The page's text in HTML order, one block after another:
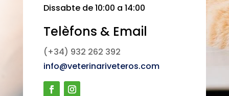
Dissabte de 10:00 a 14:00
Telèfons & Email
(+34) 932 262 392
info@veterinariveteros.com